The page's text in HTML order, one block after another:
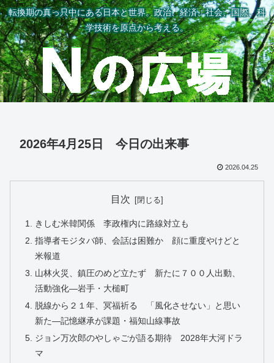
転換期の真っ只中にある日本と世界。政治、経済、社会、国際、科
学技術を原点から考える。
2026年4月25日 今日の出来事
2026.04.25
目次
きしむ米韓関係 李政権内に路線対立も
指導者モジタバ師、会話は困難か 顔に重度やけどと
米報道
山林火災、鎮圧のめど立たず 新たに７００人出動、
活動強化―岩手・大槌町
脱線から２１年、冥福祈る 「風化させない」と思い
新た―記憶継承が課題・福知山線事故
ジョン万次郎のやしゃごが語る期待 2028年大河ドラ
マ